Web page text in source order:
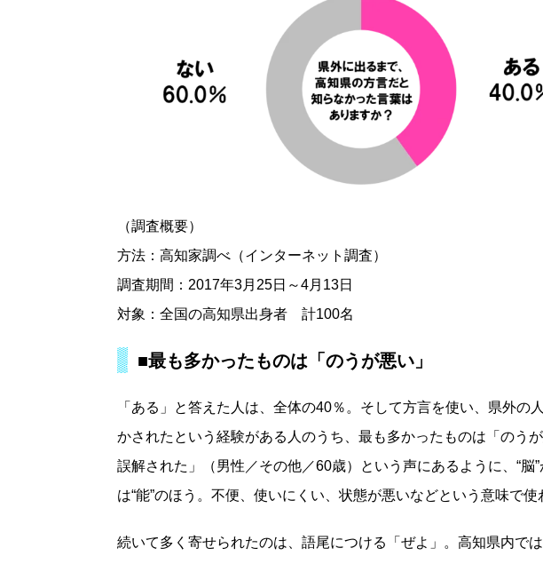
（調査概要）
方法：高知家調べ（インターネット調査）
調査期間：2017年3月25日～4月13日
対象：全国の高知県出身者 計100名
■最も多かったものは「のうが悪い」
「ある」と答えた人は、全体の40％。そして方言を使い、県外の
かされたという経験がある人のうち、最も多かったものは「のう
誤解された」（男性／その他／60歳）という声にあるように、“脳
は“能”のほう。不便、使いにくい、状態が悪いなどという意味で使
続いて多く寄せられたのは、語尾につける「ぜよ」。高知県内で